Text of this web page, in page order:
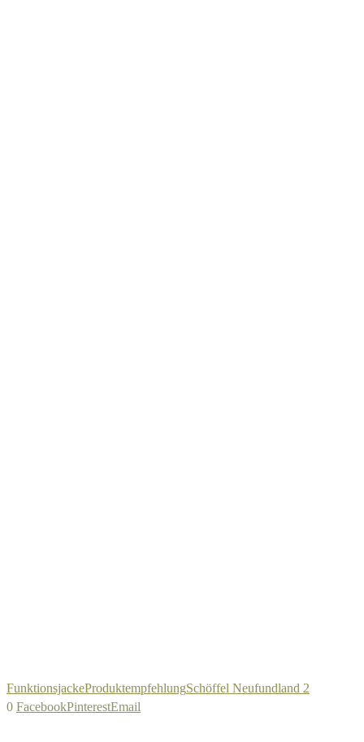
FunktionsjackeProduktempfehlungSchöffel Neufundland 2
0 FacebookPinterestEmail